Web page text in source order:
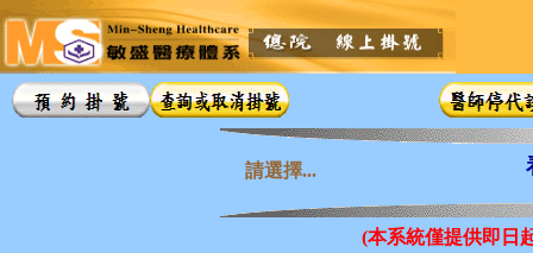
請選擇...
(本系統僅提供即日